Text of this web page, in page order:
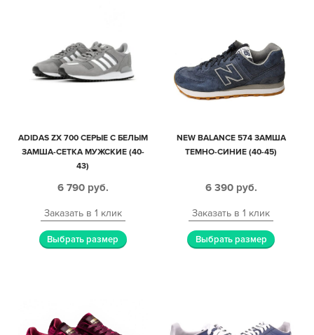
ADIDAS ZX 700 СЕРЫЕ С БЕЛЫМ
ЗАМША-СЕТКА МУЖСКИЕ (40-
43)
6 790 руб.
Заказать в 1 клик
Выбрать размер
NEW BALANCE 574 ЗАМША
ТЕМНО-СИНИЕ (40-45)
6 390 руб.
Заказать в 1 клик
Выбрать размер